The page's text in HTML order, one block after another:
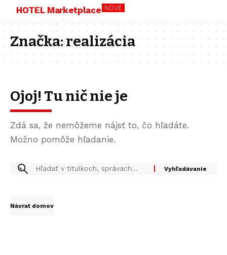
HOTEL Marketplace NOVÉ
Značka:realizácia
Ojoj! Tu nič nie je
Zdá sa, že nemôžeme nájsť to, čo hľadáte.
Možno pomôže hľadanie.
Návrat domov